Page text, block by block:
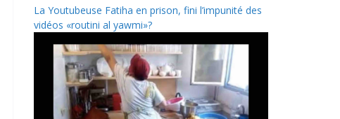
La Youtubeuse Fatiha en prison, fini l’impunité des
vidéos «routini al yawmi»?